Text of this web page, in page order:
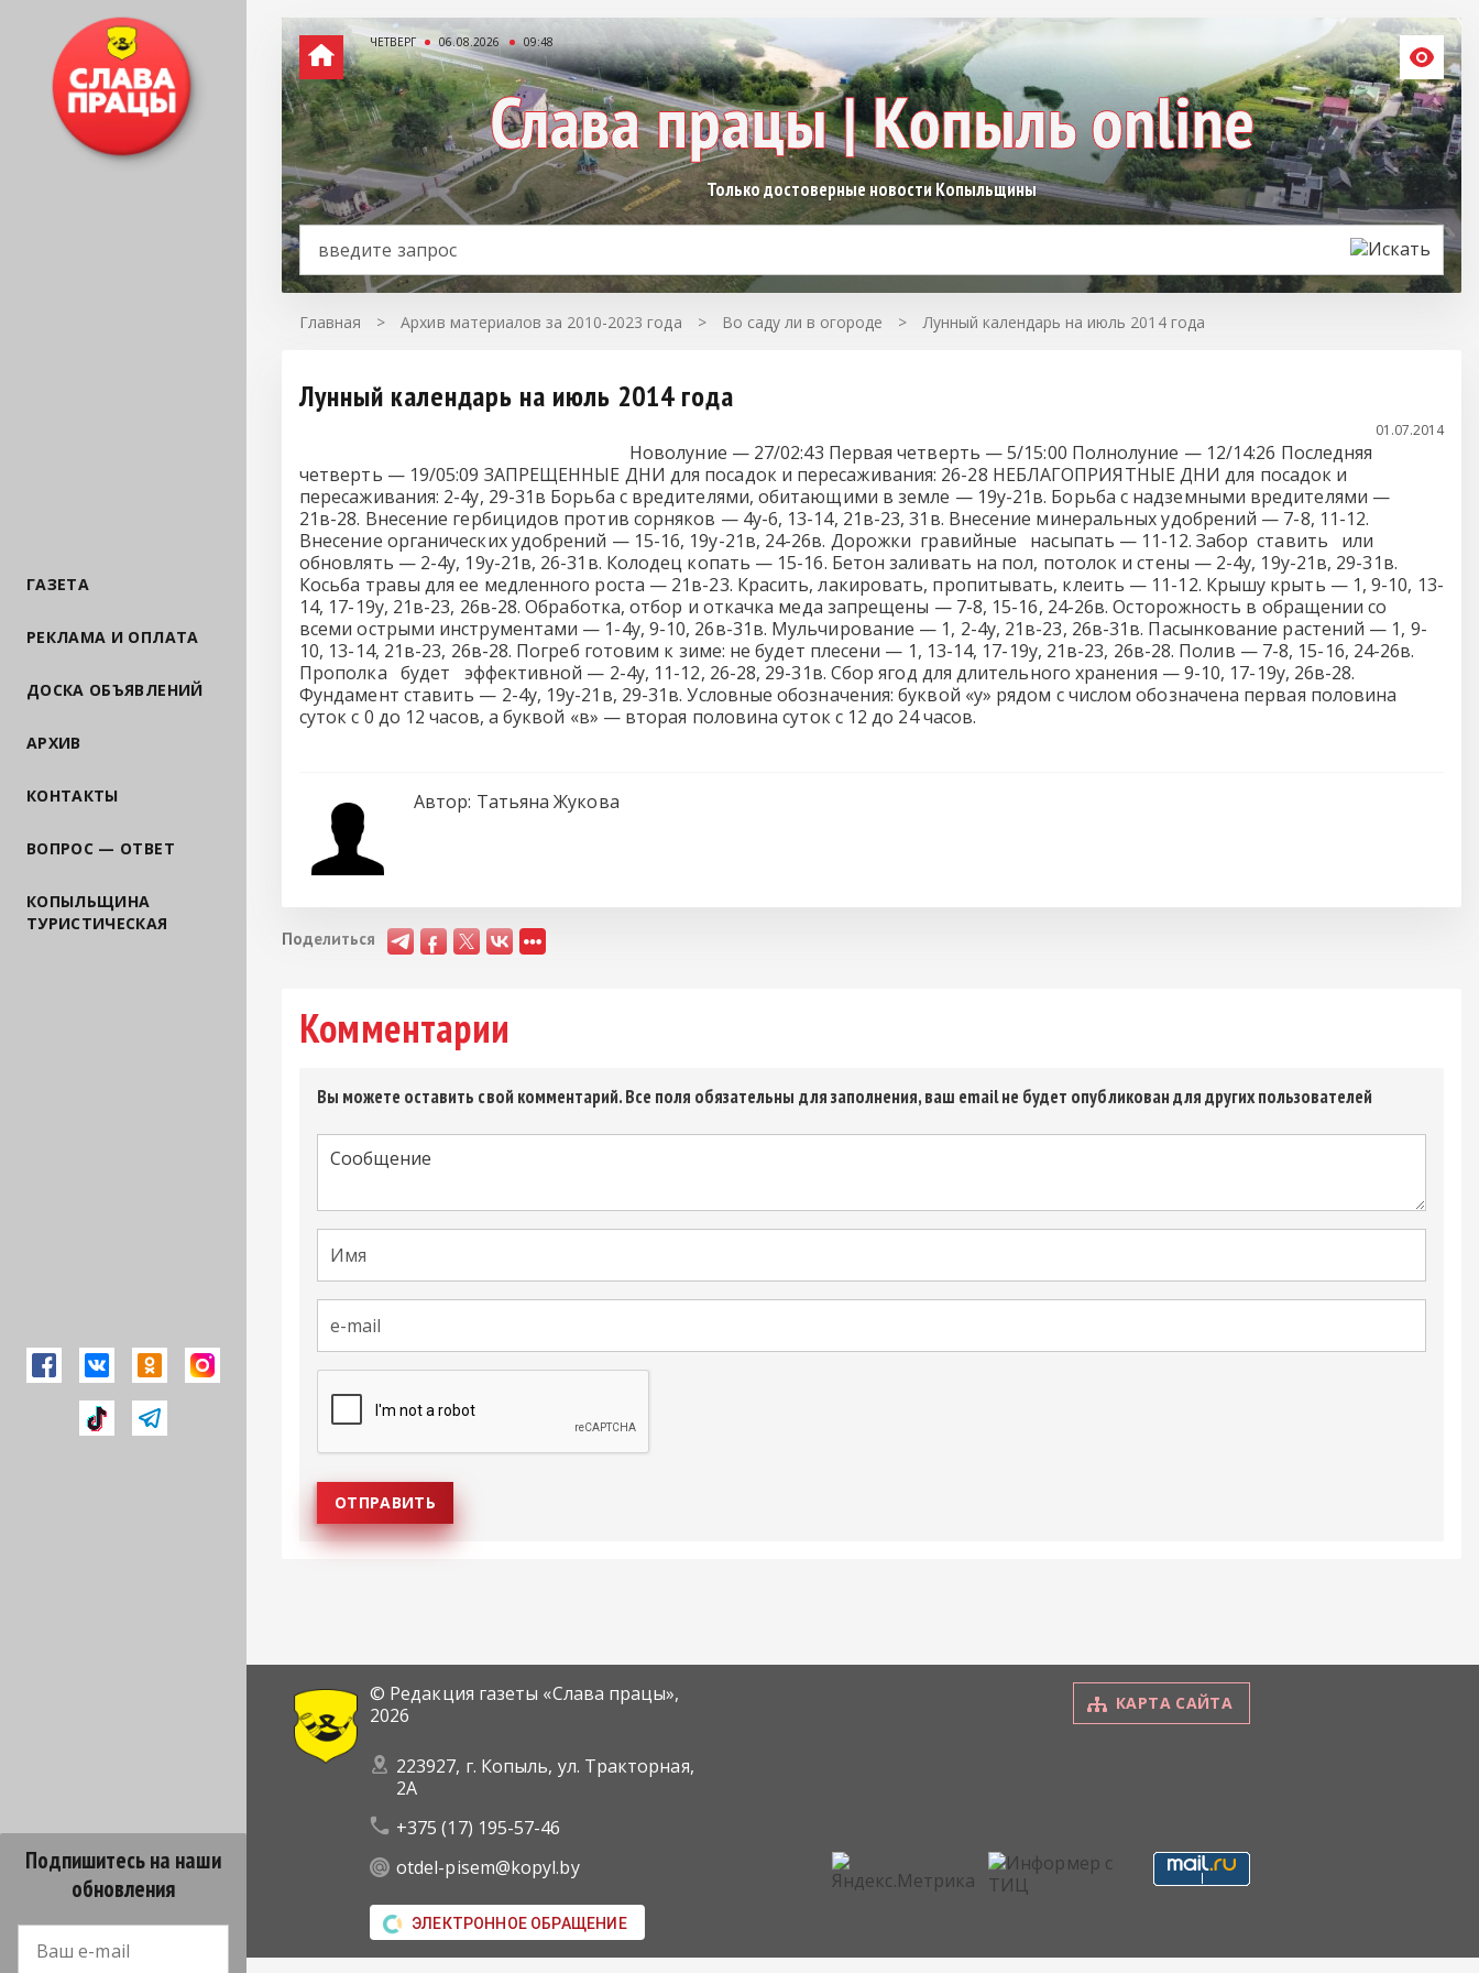
ГАЗЕТА
РЕКЛАМА И ОПЛАТА
ДОСКА ОБЪЯВЛЕНИЙ
АРХИВ
КОНТАКТЫ
ВОПРОС — ОТВЕТ
КОПЫЛЬЩИНА
ТУРИСТИЧЕСКАЯ
Подпишитесь на наши
обновления
ЧЕТВЕРГ 06.08.2026 09:48
Только достоверные новости Копыльщины
Главная > Архив материалов за 2010-2023 года > Во саду ли в огороде > Лунный календарь на июль 2014 года
Лунный календарь на июль 2014 года
01.07.2014
Новолуние — 27/02:43 Первая четверть — 5/15:00 Полнолуние — 12/14:26 Последняя
четверть — 19/05:09 ЗАПРЕЩЕННЫЕ ДНИ для посадок и пересаживания: 26-28 НЕБЛАГОПРИЯТНЫЕ ДНИ для посадок и
пересаживания: 2-4у, 29-31в Борьба с вредителями, обитающими в земле — 19у-21в. Борьба с надземными вредителями —
21в-28. Внесение гербицидов против сорняков — 4у-6, 13-14, 21в-23, 31в. Внесение минеральных удобрений — 7-8, 11-12.
Внесение органических удобрений — 15-16, 19у-21в, 24-26в. Дорожки гравийные насыпать — 11-12. Забор ставить или
обновлять — 2-4у, 19у-21в, 26-31в. Колодец копать — 15-16. Бетон заливать на пол, потолок и стены — 2-4у, 19у-21в, 29-31в.
Косьба травы для ее медленного роста — 21в-23. Красить, лакировать, пропитывать, клеить — 11-12. Крышу крыть — 1, 9-10, 13-
14, 17-19у, 21в-23, 26в-28. Обработка, отбор и откачка меда запрещены — 7-8, 15-16, 24-26в. Осторожность в обращении со
всеми острыми инструментами — 1-4у, 9-10, 26в-31в. Мульчирование — 1, 2-4у, 21в-23, 26в-31в. Пасынкование растений — 1, 9-
10, 13-14, 21в-23, 26в-28. Погреб готовим к зиме: не будет плесени — 1, 13-14, 17-19у, 21в-23, 26в-28. Полив — 7-8, 15-16, 24-26в.
Прополка будет эффективной — 2-4у, 11-12, 26-28, 29-31в. Сбор ягод для длительного хранения — 9-10, 17-19у, 26в-28.
Фундамент ставить — 2-4у, 19у-21в, 29-31в. Условные обозначения: буквой «у» рядом с числом обозначена первая половина
суток с 0 до 12 часов, а буквой «в» — вторая половина суток с 12 до 24 часов.
Автор: Татьяна Жукова
Поделиться
Комментарии
Вы можете оставить свой комментарий. Все поля обязательны для заполнения, ваш email не будет опубликован для других пользователей
© Редакция газеты «Слава працы»,
2026
223927, г. Копыль, ул. Тракторная,
2А
+375 (17) 195-57-46
otdel-pisem@kopyl.by
ЭЛЕКТРОННОЕ ОБРАЩЕНИЕ
КАРТА САЙТА